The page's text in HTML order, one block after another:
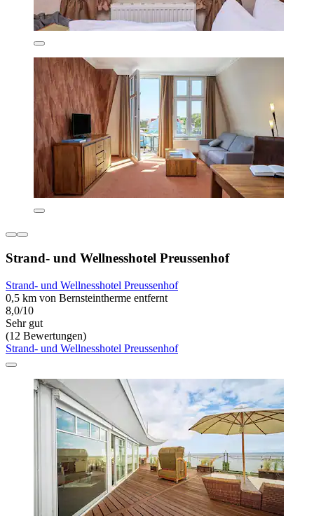
Strand- und Wellnesshotel Preussenhof
Strand- und Wellnesshotel Preussenhof
0,5 km von Bernsteintherme entfernt
8,0/10
Sehr gut
(12 Bewertungen)
Strand- und Wellnesshotel Preussenhof